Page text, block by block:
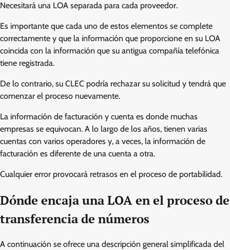
Necesitará una LOA separada para cada proveedor.
Es importante que cada uno de estos elementos se complete
correctamente y que la información que proporcione en su LOA
coincida con la información que su antigua compañía telefónica
tiene registrada.
De lo contrario, su CLEC podría rechazar su solicitud y tendrá que
comenzar el proceso nuevamente.
La información de facturación y cuenta es donde muchas
empresas se equivocan. A lo largo de los años, tienen varias
cuentas con varios operadores y, a veces, la información de
facturación es diferente de una cuenta a otra.
Cualquier error provocará retrasos en el proceso de portabilidad.
Dónde encaja una LOA en el proceso de
transferencia de números
A continuación se ofrece una descripción general simplificada del